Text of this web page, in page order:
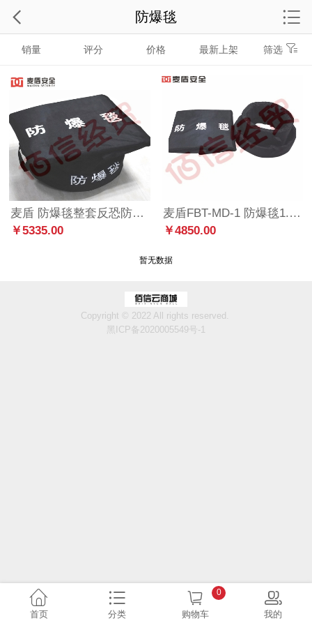
销量 评分 价格 最新上架 筛选
麦盾 防爆毯整套反恐防爆围栏1.6*1.6 单毯内外围栏组合全套 全套 1.6m * 1.6m
￥5335.00
麦盾FBT-MD-1 防爆毯1.6米 全套 双围栏加防爆毯加滚轮包
￥4850.00
暂无数据
防爆毯
Copyright © 2022 All rights reserved.
黑ICP备2020005549号-1
首页 分类 购物车
0
我的